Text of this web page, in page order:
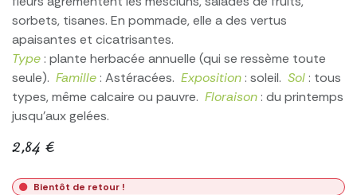
sorbets, tisanes. En pommade, elle a des vertus
apaisantes et cicatrisantes.
Type : plante herbacée annuelle (qui se ressème toute
seule). Famille : Astéracées. Exposition : soleil. Sol : tous
types, même calcaire ou pauvre. Floraison : du printemps
jusqu'aux gelées.
2,84 €
Bientôt de retour !